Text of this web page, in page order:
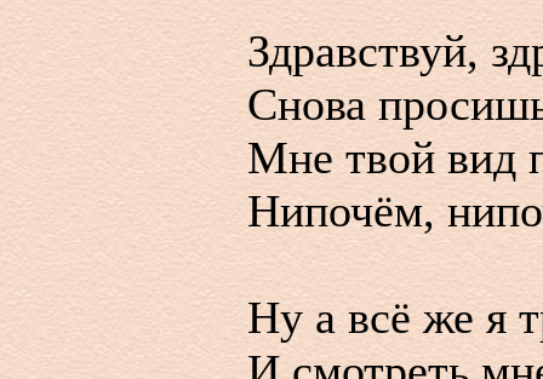
Здравствуй,
Снова
Мне твой вид
Нипочём,
Ну а всё же я